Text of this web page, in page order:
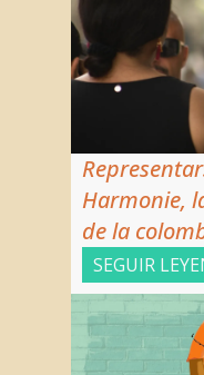
Harmonie,
de la
SEGUIR